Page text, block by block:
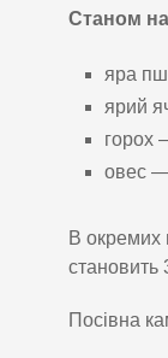
Станом на
яра
ярий
горох
овес —
В окремих
становить
Посівна